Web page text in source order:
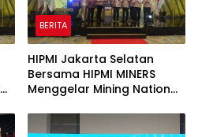
BERITA
HIPMI Jakarta Selatan
Bersama HIPMI MINERS
Menggelar Mining Nation
Indah Golf Jakarta